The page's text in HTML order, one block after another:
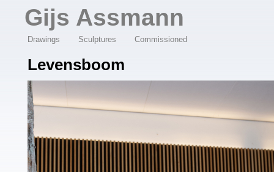
Gijs Assmann
Drawings Sculptures Commissioned
Levensboom